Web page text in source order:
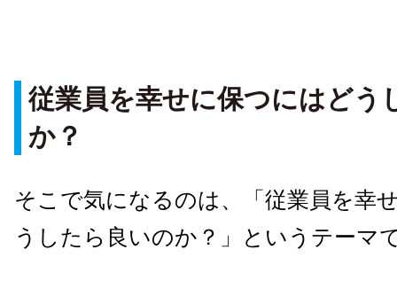
従業員を幸せに保つにはどう
か？
そこで気になるのは、「従業員を幸
うしたら良いのか？」というテーマ